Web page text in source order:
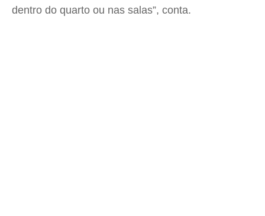
dentro do quarto ou nas salas”, conta.